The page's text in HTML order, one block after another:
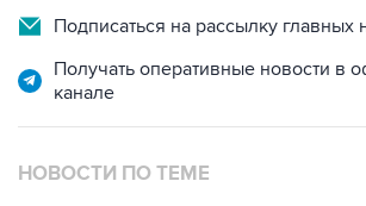
Подписаться на рассылку главных
Получать оперативные новости в
канале
НОВОСТИ ПО ТЕМЕ